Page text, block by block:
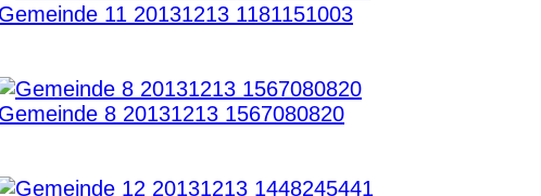
11 20131213 1181151003
8 20131213 1567080820